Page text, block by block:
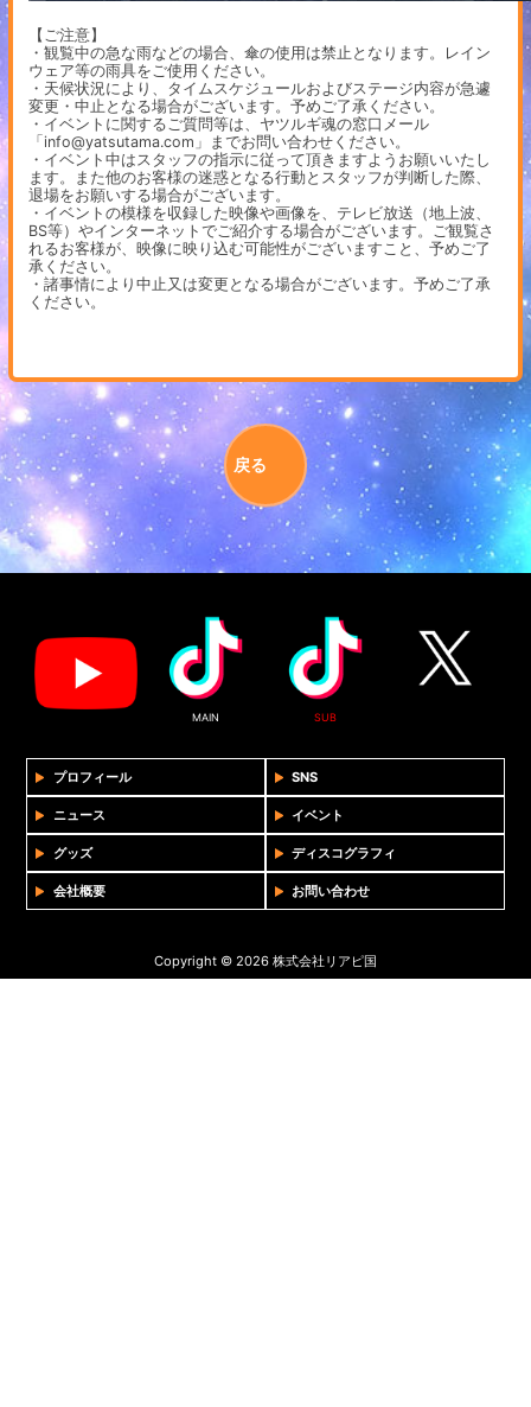
【ご注意】
・観覧中の急な雨などの場合、傘の使用は禁止となります。レイン
ウェア等の雨具をご使用ください。
・天候状況により、タイムスケジュールおよびステージ内容が急遽
変更・中止となる場合がございます。予めご了承ください。
・イベントに関するご質問等は、ヤツルギ魂の窓口メール
「info@yatsutama.com」までお問い合わせください。
・イベント中はスタッフの指示に従って頂きますようお願いいたし
ます。また他のお客様の迷惑となる行動とスタッフが判断した際、
退場をお願いする場合がございます。
・イベントの模様を収録した映像や画像を、テレビ放送（地上波、
BS等）やインターネットでご紹介する場合がございます。ご観覧さ
れるお客様が、映像に映り込む可能性がございますこと、予めご了
承ください。
・諸事情により中止又は変更となる場合がございます。予めご了承
ください。
戻る
MAIN SUB
プロフィール SNS
ニュース イベント
グッズ ディスコグラフィ
会社概要 お問い合わせ
Copyright © 2026 株式会社リアピ国